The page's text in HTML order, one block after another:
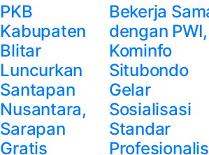
PKB
Kabupaten
Blitar
Luncurkan
Santapan
Nusantara,
Sarapan
Gratis
Bekerja
dengan PWI,
Kominfo
Situbondo
Gelar
Sosialisasi
Standar